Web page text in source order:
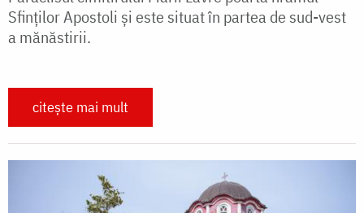
Sfinţilor Apostoli şi este situat în partea de sud-vest
a mănăstirii.
citește mai mult